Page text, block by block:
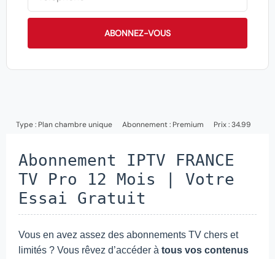
ABONNEZ-VOUS
Type : Plan chambre unique Abonnement : Premium Prix : 34.99
Abonnement IPTV FRANCE
TV Pro 12 Mois | Votre
Essai Gratuit
Vous en avez assez des abonnements TV chers et
limités ? Vous rêvez d’accéder à tous vos contenus